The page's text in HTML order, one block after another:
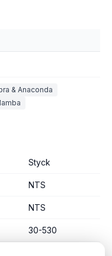
& Anaconda
Styck
NTS
NTS
30-530